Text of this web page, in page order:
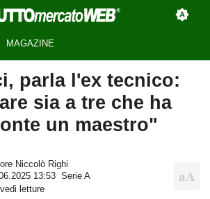
MAGAZINE
parla l'ex tecnico:
sia a tre che ha
un maestro"
Niccolò Righi
13:53
Serie A
vedi letture